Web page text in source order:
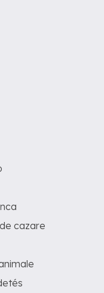
cazare